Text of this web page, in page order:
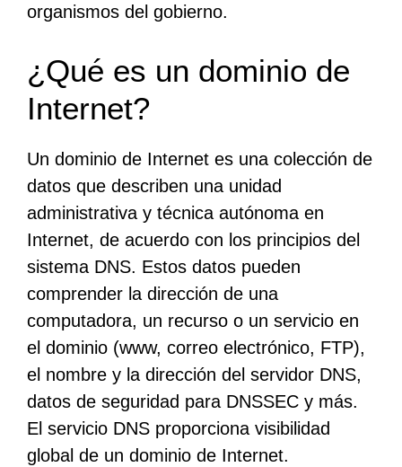
organismos del gobierno.
¿Qué es un dominio de
Internet?
Un dominio de Internet es una colección de
datos que describen una unidad
administrativa y técnica autónoma en
Internet, de acuerdo con los principios del
sistema DNS. Estos datos pueden
comprender la dirección de una
computadora, un recurso o un servicio en
el dominio (www, correo electrónico, FTP),
el nombre y la dirección del servidor DNS,
datos de seguridad para DNSSEC y más.
El servicio DNS proporciona visibilidad
global de un dominio de Internet.